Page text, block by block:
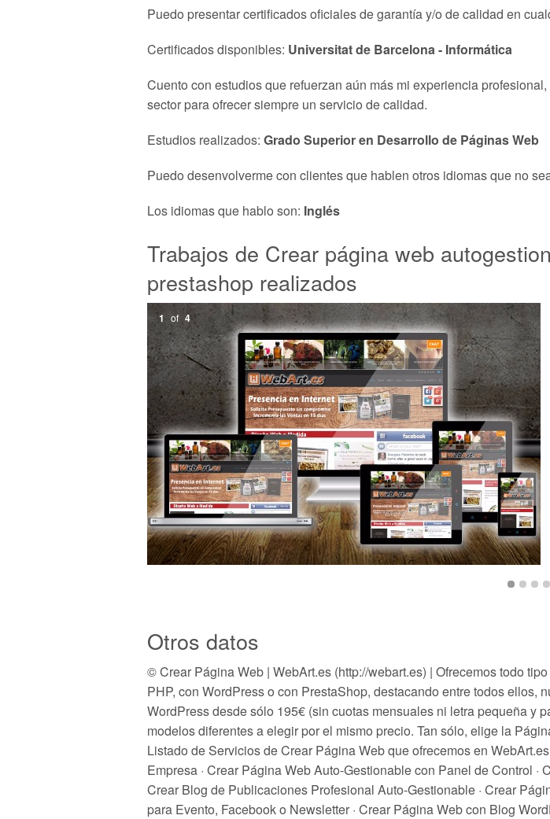
Puedo presentar certificados oficiales de garantía y/o de calidad en
Certificados disponibles: Universitat de Barcelona - Informática
Cuento con estudios que refuerzan aún más mi experiencia
sector para ofrecer siempre un servicio de calidad.
Estudios realizados: Grado Superior en Desarrollo de Páginas Web
Puedo desenvolverme con clientes que hablen otros idiomas que no
Los idiomas que hablo son: Inglés
Trabajos de Crear página web
prestashop realizados
1 of 4
Otros datos
© Crear Página Web | WebArt.es (http://webart.es) | Ofrecemos todo
PHP, con WordPress o con PrestaShop, destacando entre todos
WordPress desde sólo 195€ (sin cuotas mensuales ni letra pequeña y
modelos diferentes a elegir por el mismo precio. Tan sólo, elige la
Listado de Servicios de Crear Página Web que ofrecemos en
Empresa · Crear Página Web Auto-Gestionable con Panel de Control
Crear Blog de Publicaciones Profesional Auto-Gestionable · Crear
para Evento, Facebook o Newsletter · Crear Página Web con Blog